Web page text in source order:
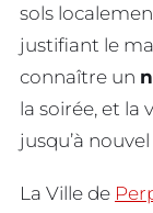
sols
justifiant le
connaître un
la soirée, et la
jusqu’à
La Ville de